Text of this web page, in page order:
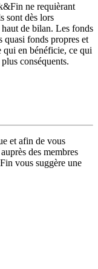
ne requièrant
sont dès lors
de bilan. Les fonds
quasi fonds propres et
qui en bénéficie, ce qui
conséquents.
et afin de vous
des membres
vous suggère une